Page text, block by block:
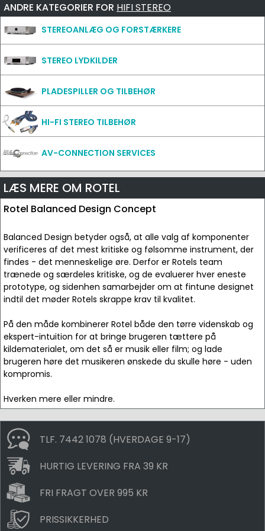
ANDRE KATEGORIER FOR HIFI STEREO
STEREOANLÆG OG FORSTÆRKERE
STEREO LYDKILDER
PLADESPILLER OG TILBEHØR
HI-FI STEREO TILBEHØR
AV-CONNECTION SERVICES
LÆS MERE OM ROTEL
Rotel Balanced Design Concept
Balanced Design betyder også, at alle valg af komponenter
verificeres af det mest kritiske og følsomme instrument, der
findes - det menneskelige øre. Derfor er Rotels team
trænede og særdeles kritiske, og de evaluerer hver eneste
prototype, og sidenhen samarbejder om at fintune designet
indtil det møder Rotels skrappe krav til kvalitet.
På den måde kombinerer Rotel både den tørre videnskab og
ekspert-intuition for at bringe brugeren tættere på
kildematerialet, om det så er musik eller film; og lade
brugeren høre det musikeren ønskede du skulle høre - uden
kompromis.
Hverken mere eller mindre.
TLF. 7442 1078 (HVERDAGE 9-17)
HURTIG LEVERING FRA 39 KR
FRI FRAGT OVER 995 KR
PRISSIKKERHED